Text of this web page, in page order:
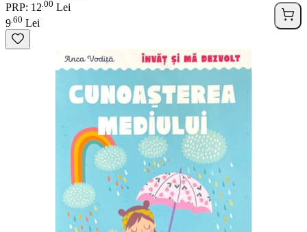
PRP: 12 00 Lei
9 60 Lei